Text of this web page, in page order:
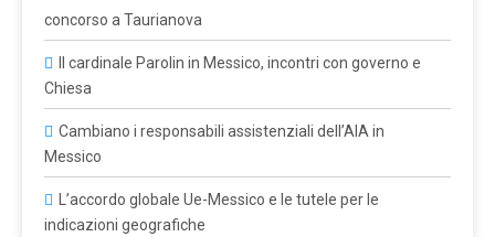
concorso a Taurianova
Il cardinale Parolin in Messico, incontri con governo e
Chiesa
Cambiano i responsabili assistenziali dell’AIA in
Messico
L’accordo globale Ue-Messico e le tutele per le
indicazioni geografiche